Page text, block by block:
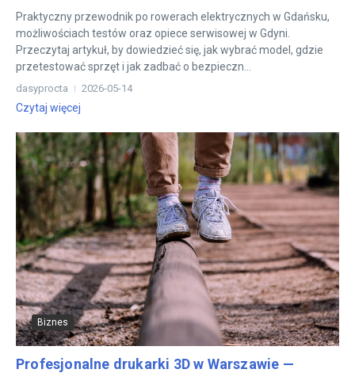
Praktyczny przewodnik po rowerach elektrycznych w Gdańsku,
możliwościach testów oraz opiece serwisowej w Gdyni.
Przeczytaj artykuł, by dowiedzieć się, jak wybrać model, gdzie
przetestować sprzęt i jak zadbać o bezpieczn...
dasyprocta 2026-05-14
Czytaj więcej
Biznes
Profesjonalne drukarki 3D w Warszawie —